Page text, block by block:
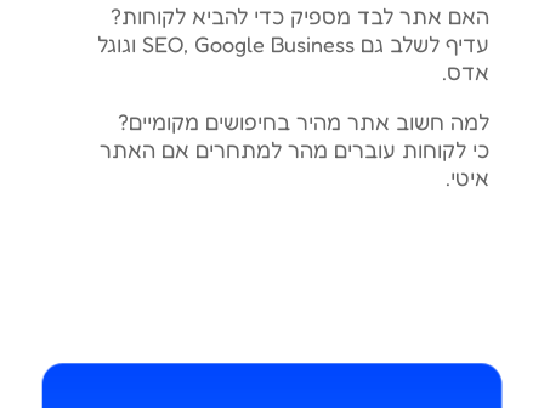
האם אתר לבד מספיק כדי להביא לקוחות?
עדיף לשלב גם SEO, Google Business וגוגל
אדס.
למה חשוב אתר מהיר בחיפושים מקומיים?
כי לקוחות עוברים מהר למתחרים אם האתר
איטי.